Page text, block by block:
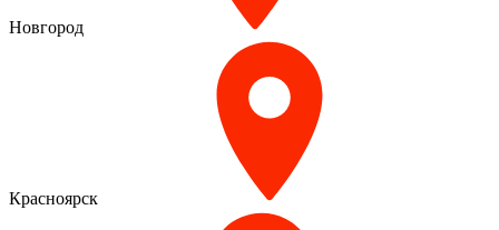
Новгород
Красноярск